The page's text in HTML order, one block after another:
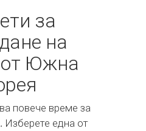
за
на
Южна
повече време за
Изберете една от